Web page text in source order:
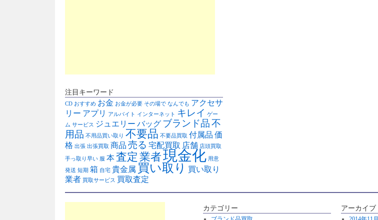
注目キーワード
CD おすすめ お金 お金が必要 その場で なんでも アクセサ
リー アプリ アルバイト インターネット キレイ ゲー
ム サービス ジュエリー バッグ ブランド品不
用品 不用品買い取り 不要品 不要品買取 付属品 価
格 出張 出張買取 商品 売る 宅配買取 店舗 店頭買取
手っ取り早い 服 本査定 業者現金化 用意
発送 短期 箱 自宅 貴金属 買い取り
買い取り
業者 買取サービス 買取査定
カテゴリー アーカイブ